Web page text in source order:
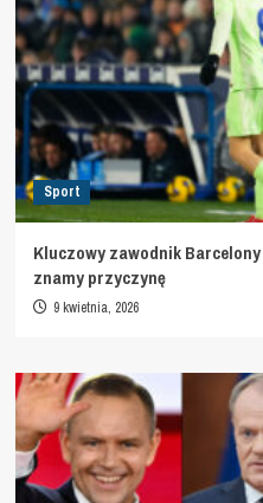
Sport
Kluczowy zawodnik Barcelony
znamy przyczynę
9 kwietnia, 2026